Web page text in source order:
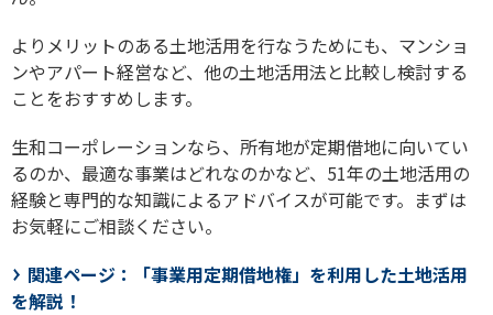
よりメリットのある土地活用を行なうためにも、マンショ
ンやアパート経営など、他の土地活用法と比較し検討する
ことをおすすめします。
生和コーポレーションなら、所有地が定期借地に向いてい
るのか、最適な事業はどれなのかなど、51年の土地活用の
経験と専門的な知識によるアドバイスが可能です。まずは
お気軽にご相談ください。
関連ページ：「事業用定期借地権」を利用した土地活用
を解説！